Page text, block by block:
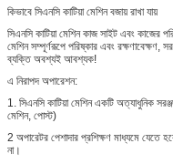
কিভাবে সিএনসি কাটিয়া মেশিন বজায় রাখা যায়
সিএনসি কাটিয়া মেশিন কাজ সাইট এবং
মেশিন সম্পূর্ণরূপে পরিষ্কার এবং রক্ষণাবেক্ষণ,
ব্যক্তি অবশ্যই আবশ্যক!
এ নিরাপদ অপারেশন:
1. সিএনসি কাটিয়া মেশিন একটি অত্যাধুনিক
মেশিন, পোস্ট)
2 অপারেটর পেশাদার প্রশিক্ষণ মাধ্যমে যেতে
না।